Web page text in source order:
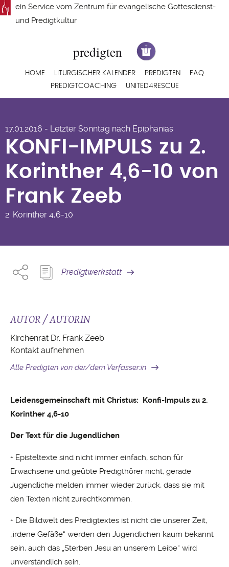
Direkt
zum
ein Service vom Zentrum für evangelische Gottesdienst-
und Predigtkultur
Hauptnavigation
HOME LITURGISCHER KALENDER PREDIGTEN
FAQ
PREDIGTCOACHING
UNITED4RESCUE
Korinther 4,6-10 von
Frank Zeeb
17.01.2016 - Letzter Sonntag nach Epiphanias
KONFI-IMPULS zu 2.
Korinther 4,6-10 von
Frank Zeeb
2. Korinther 4,6-10
Predigtwerkstatt
AUTOR / AUTORIN
Kirchenrat Dr. Frank Zeeb
Kontakt aufnehmen
Alle Predigten von der/dem Verfasser:in
Leidensgemeinschaft mit Christus: Konfi-Impuls zu 2.
Korinther 4,6-10
Der Text für die Jugendlichen
+ Episteltexte sind nicht immer einfach, schon für
Erwachsene und geübte Predigthörer nicht, gerade
Jugendliche melden immer wieder zurück, dass sie mit
den Texten nicht zurechtkommen.
+ Die Bildwelt des Predigtextes ist nicht die unserer Zeit,
„irdene Gefäße“ werden den Jugendlichen kaum bekannt
sein, auch das „Sterben Jesu an unserem Leibe“ wird
unverständlich sein.